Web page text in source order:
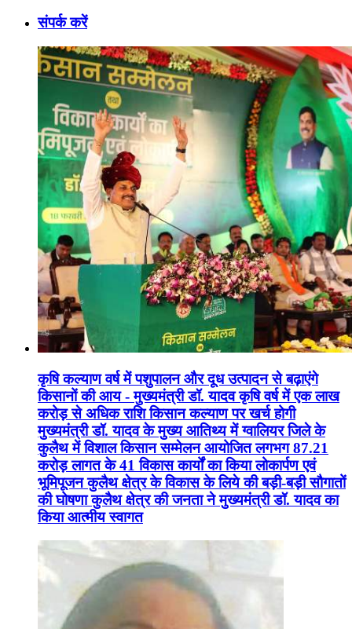
संपर्क करें
कृषि कल्याण वर्ष में पशुपालन और दूध उत्पादन से बढ़ाएंगे
किसानों की आय - मुख्यमंत्री डॉ. यादव कृषि वर्ष में एक लाख
करोड़ से अधिक राशि किसान कल्याण पर खर्च होगी
मुख्यमंत्री डॉ. यादव के मुख्य आतिथ्य में ग्वालियर जिले के
कुलैथ में विशाल किसान सम्मेलन आयोजित लगभग 87.21
करोड़ लागत के 41 विकास कार्यों का किया लोकार्पण एवं
भूमिपूजन कुलैथ क्षेत्र के विकास के लिये की बड़ी-बड़ी सौगातों
की घोषणा कुलैथ क्षेत्र की जनता ने मुख्यमंत्री डॉ. यादव का
किया आत्मीय स्वागत